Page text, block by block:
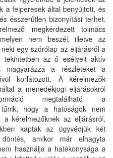
a felperesek által benyújtott, és
ésszerűtlen bizonyítási terhet.
megkérdezett tolmács
nem beszél, illetve az
egy szórólap az eljárásról a
az ő esélyeit aktív
magyarázza a részleteket a
korlátozott. A kérelmezők
a menedékjogi eljárásokról
megtalálható a
hogy a hatóságok nem
a kérelmezőknek az eljárásról.
kaptak az ügyvédjük két
amikor már elhagyta
használja a hatékonysága a